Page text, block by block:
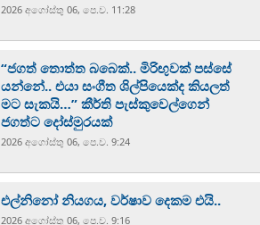
2026 අගෝස්‍තු 06, පෙ.ව. 11:28
“ජගත් තොත්ත බබෙක්.. මිරිඟුවක් පස්සේ
යන්නේ.. එයා සංගීත ශිල්පියෙක්ද කියලත්
මට සැකයි…” කීර්ති පැස්කුවෙල්ගෙන්
ජගත්ට දෝස්මුරයක්
2026 අගෝස්‍තු 06, පෙ.ව. 9:24
එල්නිනෝ නියගය, වර්ෂාව දෙකම එයි..
2026 අගෝස්‍තු 06, පෙ.ව. 9:16